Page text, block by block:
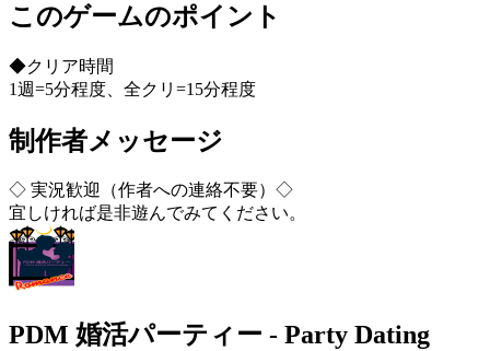
このゲームのポイント
◆クリア時間
1週=5分程度、全クリ=15分程度
制作者メッセージ
◇ 実況歓迎（作者への連絡不要）◇
宜しければ是非遊んでみてください。
PDM 婚活パーティー - Party Dating